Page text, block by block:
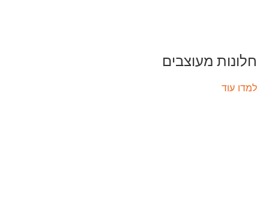
חלונות מעוצבים
למדו עוד